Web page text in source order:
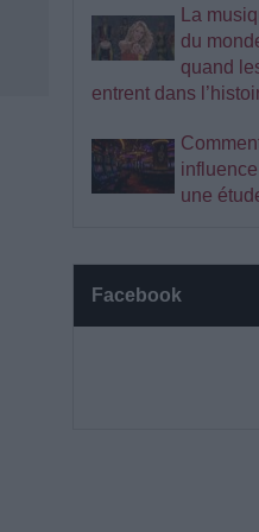
La
du
quand
entrent dans
une
Facebook